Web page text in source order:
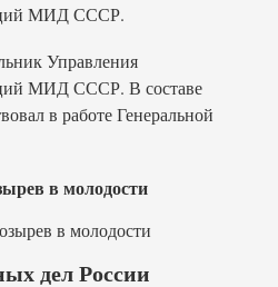
МИД СССР.
Управления
МИД СССР. В составе
в работе Генеральной
в молодости
дел России